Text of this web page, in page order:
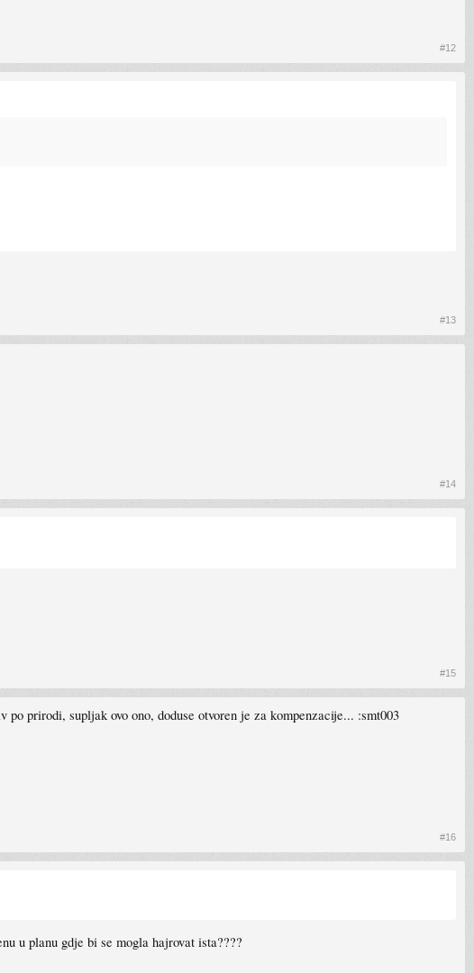
#12
#13
#14
#15
prirodi, supljak ovo ono, doduse otvoren je za kompenzacije... :smt003
#16
u planu gdje bi se mogla hajrovat ista????